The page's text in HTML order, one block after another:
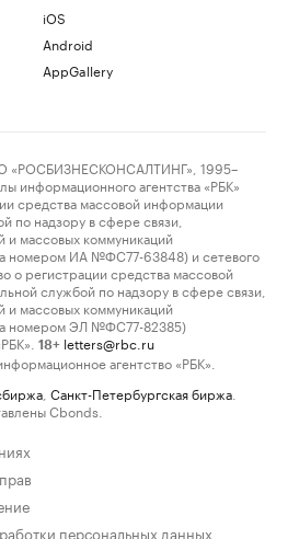
iOS
Android
AppGallery
1995–
информационного агентства «РБК»
средства массовой информации
по надзору в сфере связи,
и массовых коммуникаций
номером ИА №ФС77-63848) и сетевого
о регистрации средства массовой
службой по надзору в сфере связи,
и массовых коммуникаций
номером ЭЛ №ФС77-82385)
18+ letters@rbc.ru
агентство «РБК».
Санкт-Петербургская биржа
Cbonds.
персональных данных